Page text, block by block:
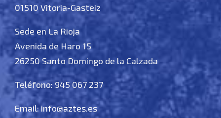
01510 Vitoria-Gasteiz
Sede en La Rioja
Avenida de Haro 15
26250 Santo Domingo de la Calzada
Teléfono: 945 067 237
Email:info@aztes.es